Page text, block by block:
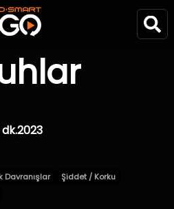
2023
Davranışlar
Şiddet / Korku